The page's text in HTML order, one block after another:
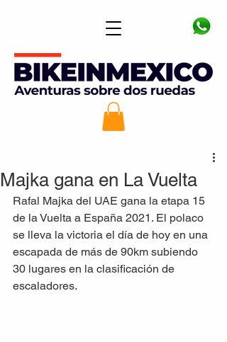
Majka gana en La Vuelta
Rafal Majka del UAE gana la etapa 15
de la Vuelta a España 2021. El polaco
se lleva la victoria el día de hoy en una
escapada de más de 90km subiendo
30 lugares en la clasificación de
escaladores.